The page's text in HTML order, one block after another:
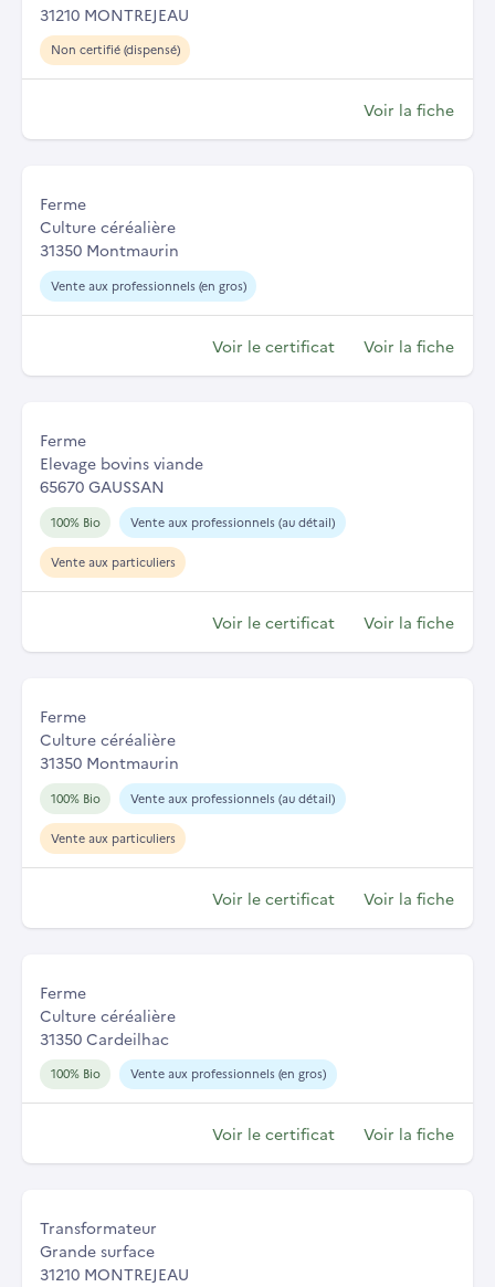
31210 MONTREJEAU
Non certifié (dispensé)
Voir la fiche
Ferme
Culture céréalière
31350 Montmaurin
Vente aux professionnels (en gros)
Voir le certificat Voir la fiche
Ferme
Elevage bovins viande
65670 GAUSSAN
100% Bio Vente aux professionnels (au détail)
Vente aux particuliers
Voir le certificat Voir la fiche
Ferme
Culture céréalière
31350 Montmaurin
100% Bio Vente aux professionnels (au détail)
Vente aux particuliers
Voir le certificat Voir la fiche
Ferme
Culture céréalière
31350 Cardeilhac
100% Bio Vente aux professionnels (en gros)
Voir le certificat Voir la fiche
Transformateur
Grande surface
31210 MONTREJEAU